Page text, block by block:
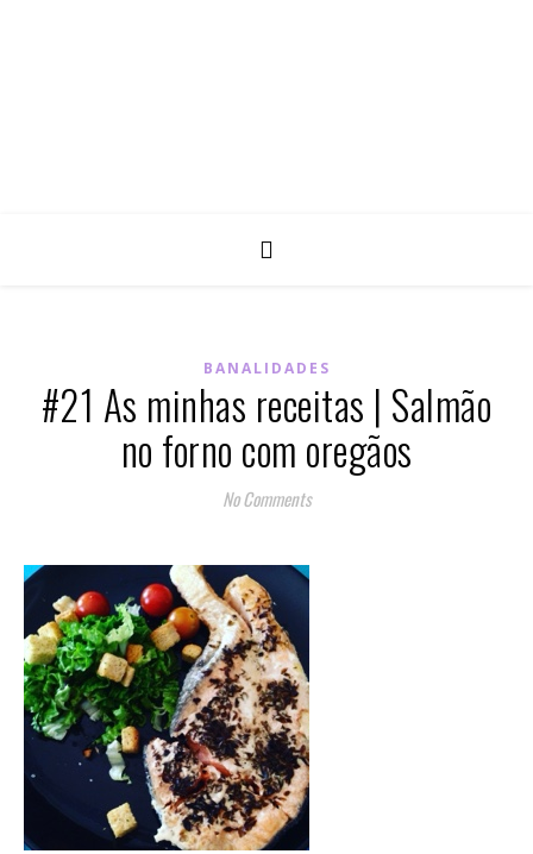
BANALIDADES
#21 As minhas receitas | Salmão
no forno com oregãos
No Comments